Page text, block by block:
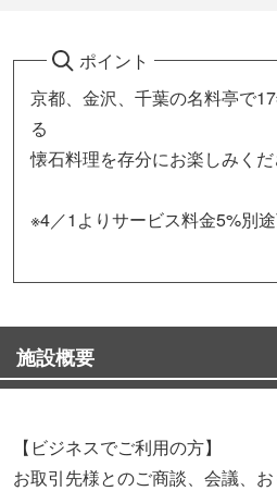
ポイント
京都、金沢、千葉の名料亭で
る
懐石料理を存分にお楽しみくだ
※4／1よりサービス料金5%別途
施設概要
【ビジネスでご利用の方】
お取引先様とのご商談、会議、